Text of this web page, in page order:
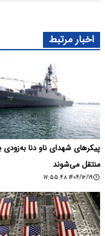
اخبار مرتبط
پیکرهای شهدای ناو دنا به‌زودی
منتقل می‌شوند
۱۴۰۴/۱۲/۱۹ ۱۷:۵۵:۴۸